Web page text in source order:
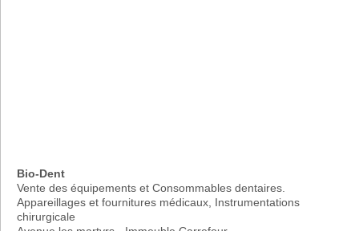
Bio-Dent
Vente des équipements et Consommables dentaires.
Appareillages et fournitures médicaux, Instrumentations
chirurgicale